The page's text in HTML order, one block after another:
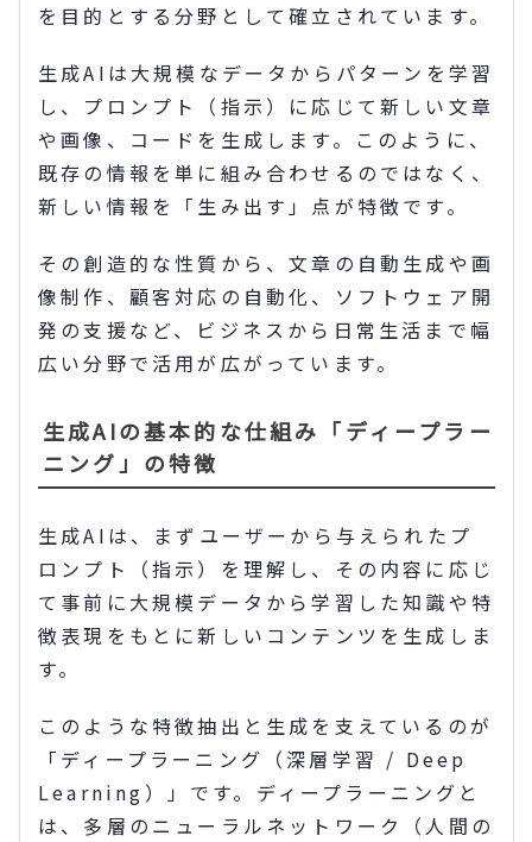
を目的とする分野として確立されています。
生成AIは大規模なデータからパターンを学習
し、プロンプト（指示）に応じて新しい文章
や画像、コードを生成します。このように、
既存の情報を単に組み合わせるのではなく、
新しい情報を「生み出す」点が特徴です。
その創造的な性質から、文章の自動生成や画
像制作、顧客対応の自動化、ソフトウェア開
発の支援など、ビジネスから日常生活まで幅
広い分野で活用が広がっています。
生成AIの基本的な仕組み「ディープラー
ニング」の特徴
生成AIは、まずユーザーから与えられたプ
ロンプト（指示）を理解し、その内容に応じ
て事前に大規模データから学習した知識や特
徴表現をもとに新しいコンテンツを生成しま
す。
このような特徴抽出と生成を支えているのが
「ディープラーニング（深層学習 / Deep
Learning）」です。ディープラーニングと
は、多層のニューラルネットワーク（人間の